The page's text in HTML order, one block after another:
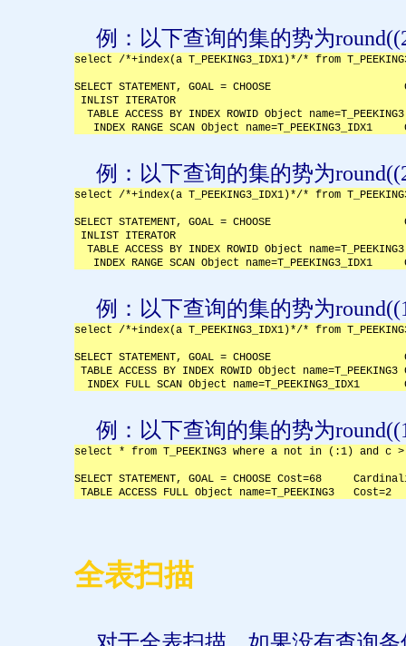
例：以下查询的集的势为
select /*+index(a T_PEEKING3_IDX1)*/* from
SELECT STATEMENT, GOAL = CHOOSE
INLIST ITERATOR
TABLE ACCESS BY INDEX ROWID Object
INDEX RANGE SCAN Object name=T_PEEKING3_IDX1
例：以下查询的集的势为
select /*+index(a T_PEEKING3_IDX1)*/* from
SELECT STATEMENT, GOAL = CHOOSE
INLIST ITERATOR
TABLE ACCESS BY INDEX ROWID Object
INDEX RANGE SCAN Object name=T_PEEKING3_IDX1
例：以下查询的集的势为
select /*+index(a T_PEEKING3_IDX1)*/* from
SELECT STATEMENT, GOAL = CHOOSE
TABLE ACCESS BY INDEX ROWID Object
INDEX FULL SCAN Object name=T_PEEKING3_IDX1
例：以下查询的集的势为
select * from T_PEEKING3 where a not in (:1) and c
SELECT STATEMENT, GOAL = CHOOSE Cost=68
TABLE ACCESS FULL Object name=T_PEEKING3
全表扫描